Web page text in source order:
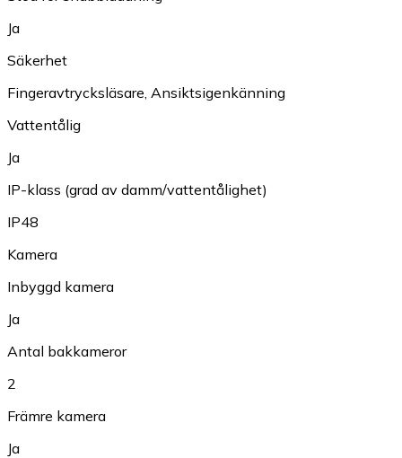
Ja
Säkerhet
Fingeravtrycksläsare, Ansiktsigenkänning
Vattentålig
Ja
IP-klass (grad av damm/vattentålighet)
IP48
Kamera
Inbyggd kamera
Ja
Antal bakkameror
2
Främre kamera
Ja